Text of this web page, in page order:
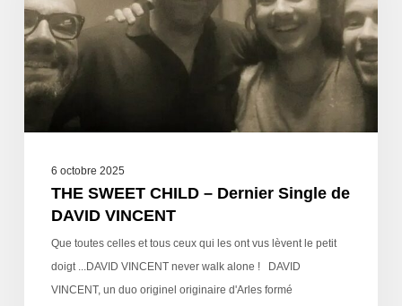
6 octobre 2025
THE SWEET CHILD – Dernier Single de
DAVID VINCENT
Que toutes celles et tous ceux qui les ont vus lèvent le petit
doigt ...DAVID VINCENT never walk alone ! DAVID
VINCENT, un duo originel originaire d'Arles formé